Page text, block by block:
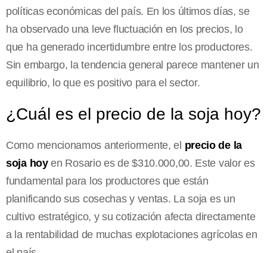
políticas económicas del país. En los últimos días, se
ha observado una leve fluctuación en los precios, lo
que ha generado incertidumbre entre los productores.
Sin embargo, la tendencia general parece mantener un
equilibrio, lo que es positivo para el sector.
¿Cuál es el precio de la soja hoy?
Como mencionamos anteriormente, el precio de la
soja hoyen Rosario es de $310.000,00. Este valor es
fundamental para los productores que están
planificando sus cosechas y ventas. La soja es un
cultivo estratégico, y su cotización afecta directamente
a la rentabilidad de muchas explotaciones agrícolas en